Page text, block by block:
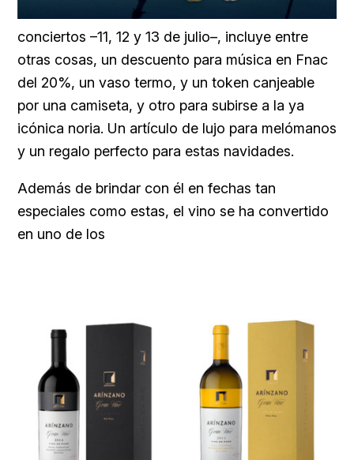
conciertos –11, 12 y 13 de julio–, incluye entre
otras cosas, un descuento para música en Fnac
del 20%, un vaso termo, y un token canjeable
por una camiseta, y otro para subirse a la ya
icónica noria. Un artículo de lujo para melómanos
y un regalo perfecto para estas navidades.
Además de brindar con él en fechas tan
especiales como estas, el vino se ha convertido
en uno de los